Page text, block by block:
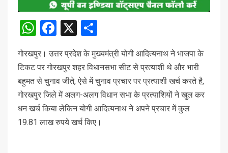
WhatsApp
Facebook
X
गोरखपुर। उत्तर प्रदेश के मुख्यमंत्री योगी आदित्यनाथ ने भाजपा के
टिकट पर गोरखपुर शहर विधानसभा सीट से प्रत्याशी थे और भारी
बहुमत से चुनाव जीते, ऐसे में चुनाव प्रचार पर प्रत्याशी खर्च करते है,
गोरखपुर जिले में अलग-अलग विधान सभा के प्रत्याशियों ने खुल कर
धन खर्च किया लेकिन योगी आदित्यनाथ ने अपने प्रचार में कुल
19.81 लाख रुपये खर्च किए।